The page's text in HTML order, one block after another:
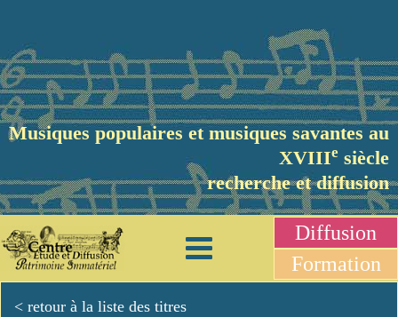
Musiques populaires et musiques savantes au
XVIIIe siècle
recherche et diffusion
Diffusion
Formation
< retour à la liste des titres